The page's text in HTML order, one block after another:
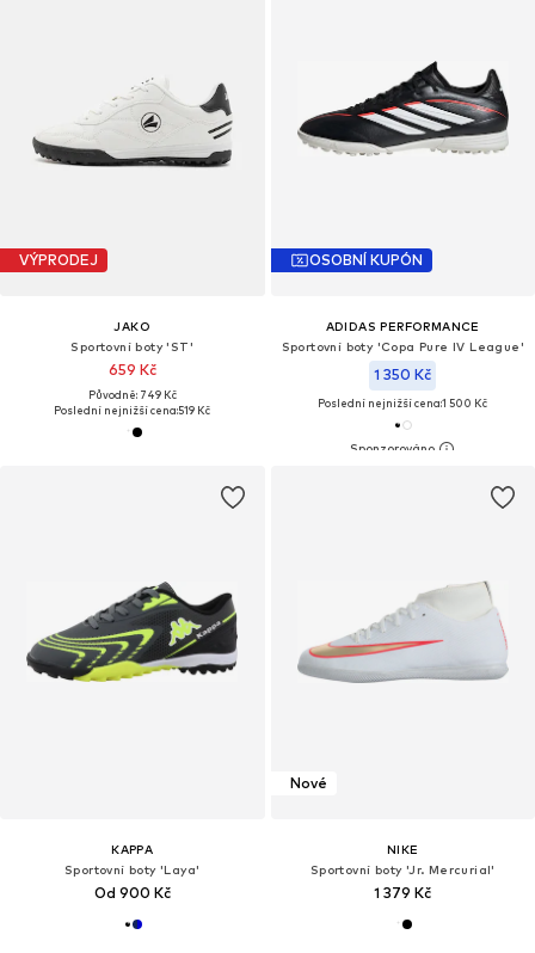
VÝPRODEJ
JAKO
Sportovní boty 'ST'
659 Kč
Původně: 749 Kč
Poslední nejnižší cena:519 Kč
OSOBNÍ KUPÓN
ADIDAS PERFORMANCE
Sportovní boty 'Copa Pure IV League'
1 350 Kč
Poslední nejnižší cena:1 500 Kč
KAPPA
Sportovní boty 'Laya'
Od 900 Kč
Nové
NIKE
Sportovní boty 'Jr. Mercurial'
1 379 Kč